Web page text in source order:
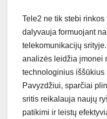
Tele2 ne tik stebi
dalyvauja formuojant
telekomunikacijų
analizės leidžia įmonei
technologinius iššūkius
Pavyzdžiui, sparčiai
sritis reikalauja naujų
patikimi ir leistų